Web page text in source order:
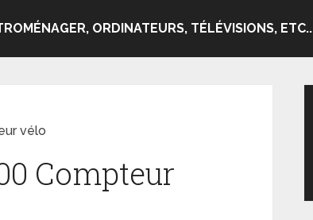
ORDINATEURS, TÉLÉVISIONS, ETC..
vélo
Compteur